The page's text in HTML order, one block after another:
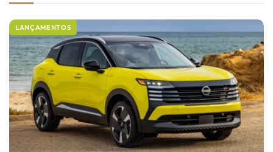
LANÇAMENTOS